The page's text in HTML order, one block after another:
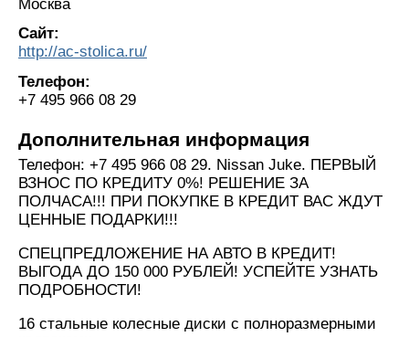
Москва
Сайт:
http://ac-stolica.ru/
Телефон:
+7 495 966 08 29
Дополнительная информация
Телефон: +7 495 966 08 29. Nissan Juke. ПЕРВЫЙ
ВЗНОС ПО КРЕДИТУ 0%! РЕШЕНИЕ ЗА
ПОЛЧАСА!!! ПРИ ПОКУПКЕ В КРЕДИТ ВАС ЖДУТ
ЦЕННЫЕ ПОДАРКИ!!!
СПЕЦПРЕДЛОЖЕНИЕ НА АВТО В КРЕДИТ!
ВЫГОДА ДО 150 000 РУБЛЕЙ! УСПЕЙТЕ УЗНАТЬ
ПОДРОБНОСТИ!
16 стальные колесные диски с полноразмерными